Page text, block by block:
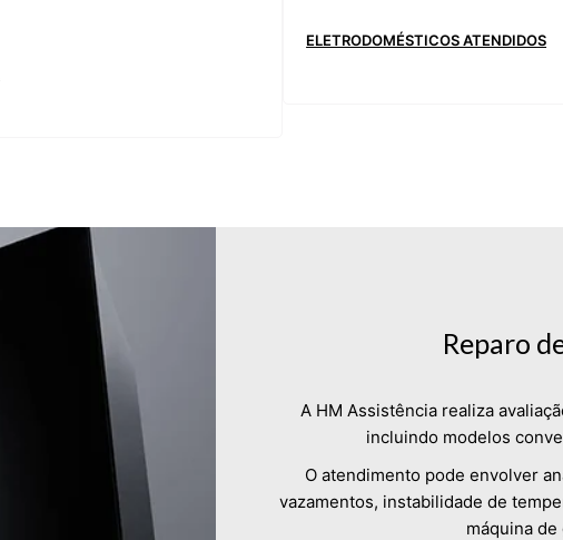
ELETRODOMÉSTICOS ATENDIDOS
Reparo
A HM Assistência realiza
incluindo modelos
O atendimento pode envolver
vazamentos, instabilidade de
máquina